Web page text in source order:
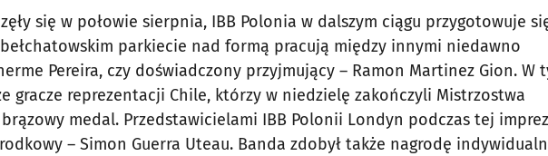
się w połowie sierpnia, IBB Polonia w dalszym ciągu przygotowuje
bełchatowskim parkiecie nad formą pracują między innymi niedawno
Pereira, czy doświadczony przyjmujący – Ramon Martinez Gion. W
gracze reprezentacji Chile, którzy w niedzielę zakończyli Mistrzostwa
medal. Przedstawicielami IBB Polonii Londyn podczas tej
– Simon Guerra Uteau. Banda zdobył także nagrodę